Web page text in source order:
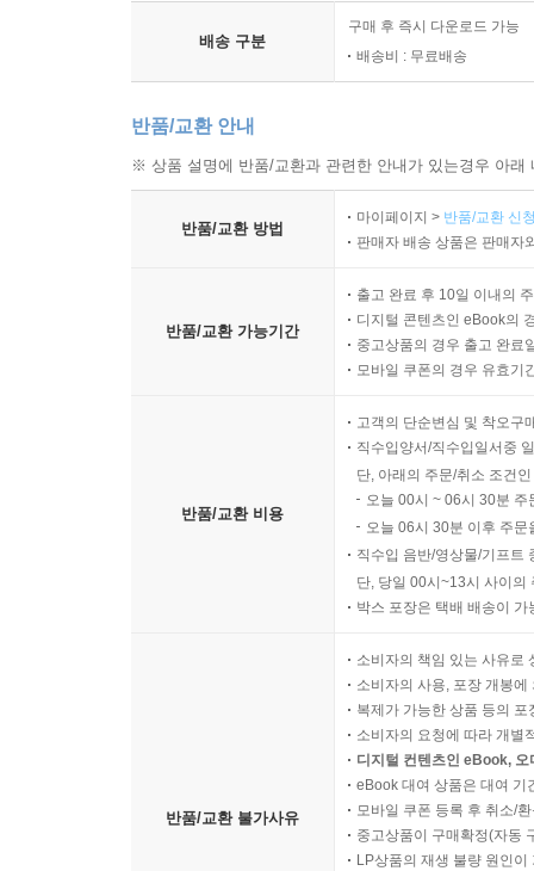
배송 구분
구매 후 즉시 다운로드 가능
배송비 : 무료배송
반품/교환 안내
※ 상품 설명에 반품/교환과 관련한 안내가 있는경우 아
반품/교환 방법
마이페이지 > 반품/교환 신
판매자 배송 상품은 판매자
반품/교환 가능기간
출고 완료 후 10일 이내의
디지털 콘텐츠인 eBook의
중고상품의 경우 출고 완료
모바일 쿠폰의 경우 유효기
반품/교환 비용
고객의 단순변심 및 착오구
직수입양서/직수입일서중
단, 아래의 주문/취소 조건
오늘 00시 ~ 06시 30분
오늘 06시 30분 이후 주
직수입 음반/영상물/기프트
단, 당일 00시~13시 사이의
박스 포장은 택배 배송이
반품/교환 불가사유
소비자의 책임 있는 사유로
소비자의 사용, 포장 개봉
복제가 가능한 상품 등의
소비자의 요청에 따라 개별
디지털 컨텐츠인 eBook,
eBook 대여 상품은 대여 기
모바일 쿠폰 등록 후 취소/
중고상품이 구매확정(자동
LP상품의 재생 불량 원인